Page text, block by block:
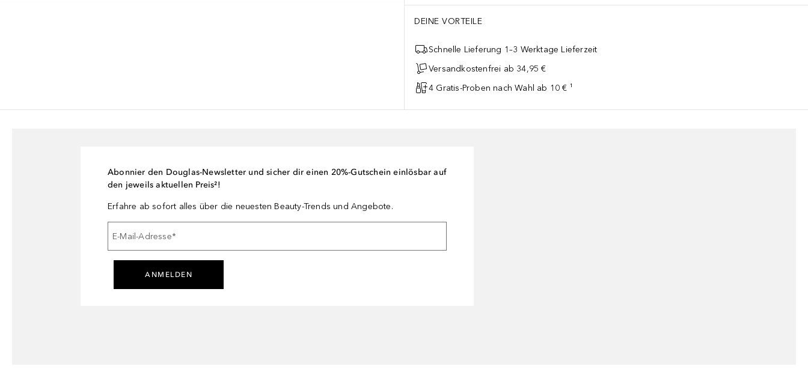
DEINE VORTEILE
Schnelle Lieferung 1–3 Werktage Lieferzeit
Versandkostenfrei ab 34,95 €
4 Gratis-Proben nach Wahl ab 10 € ¹
Abonnier den Douglas-Newsletter und sicher dir einen 20%-Gutschein einlösbar auf
den jeweils aktuellen Preis²!
Erfahre ab sofort alles über die neuesten Beauty-Trends und Angebote.
E-Mail-Adresse*
ANMELDEN